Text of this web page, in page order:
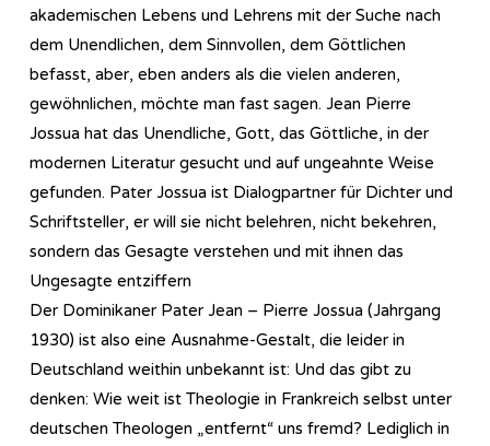
akademischen Lebens und Lehrens mit der Suche nach
dem Unendlichen, dem Sinnvollen, dem Göttlichen
befasst, aber, eben anders als die vielen anderen,
gewöhnlichen, möchte man fast sagen. Jean Pierre
Jossua hat das Unendliche, Gott, das Göttliche, in der
modernen Literatur gesucht und auf ungeahnte Weise
gefunden. Pater Jossua ist Dialogpartner für Dichter und
Schriftsteller, er will sie nicht belehren, nicht bekehren,
sondern das Gesagte verstehen und mit ihnen das
Ungesagte entziffern
Der Dominikaner Pater Jean – Pierre Jossua (Jahrgang
1930) ist also eine Ausnahme-Gestalt, die leider in
Deutschland weithin unbekannt ist: Und das gibt zu
denken: Wie weit ist Theologie in Frankreich selbst unter
deutschen Theologen „entfernt“ uns fremd? Lediglich in